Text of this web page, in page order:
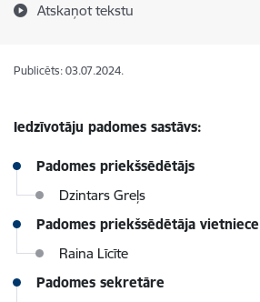
Atskaņot tekstu
Publicēts: 03.07.2024.
Iedzīvotāju padomes sastāvs:
Padomes priekšsēdētājs
Dzintars Greļs
Padomes priekšsēdētāja vietniece
Raina Līcīte
Padomes sekretāre